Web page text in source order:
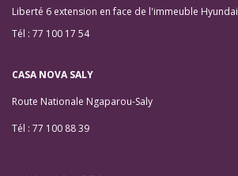
Liberté 6 extension en face de l'immeuble Hyundai
Tél : 77 100 17 54
CASA NOVA SALY
Route Nationale Ngaparou-Saly
Tél : 77 100 88 39